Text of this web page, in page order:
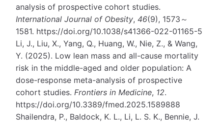
analysis of prospective cohort studies.
International Journal of Obesity, 46(9), 1573～
1581. https://doi.org/10.1038/s41366-022-01165-5
Li, J., Liu, X., Yang, Q., Huang, W., Nie, Z., & Wang,
Y. (2025). Low lean mass and all-cause mortality
risk in the middle-aged and older population: A
dose-response meta-analysis of prospective
cohort studies. Frontiers in Medicine, 12.
https://doi.org/10.3389/fmed.2025.1589888
Shailendra, P., Baldock, K. L., Li, L. S. K., Bennie, J.